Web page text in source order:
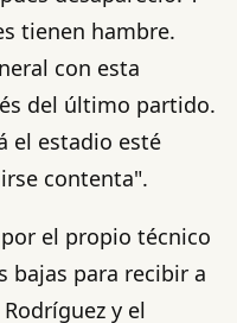
tienen hambre.
con esta
del último partido.
el estadio esté
contenta".
el propio técnico
bajas para recibir a
y el